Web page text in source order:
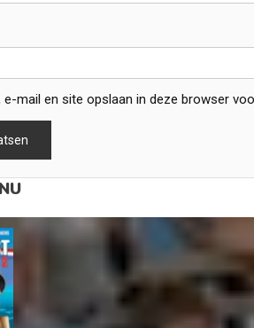
e-mail en site opslaan in deze browser